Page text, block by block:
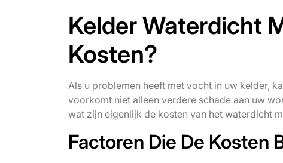
Kelder Waterdicht
Kosten?
Als u problemen heeft met vocht in uw kelder,
voorkomt niet alleen verdere schade aan uw
wat zijn eigenlijk de kosten van het waterdicht
Factoren Die De Kosten